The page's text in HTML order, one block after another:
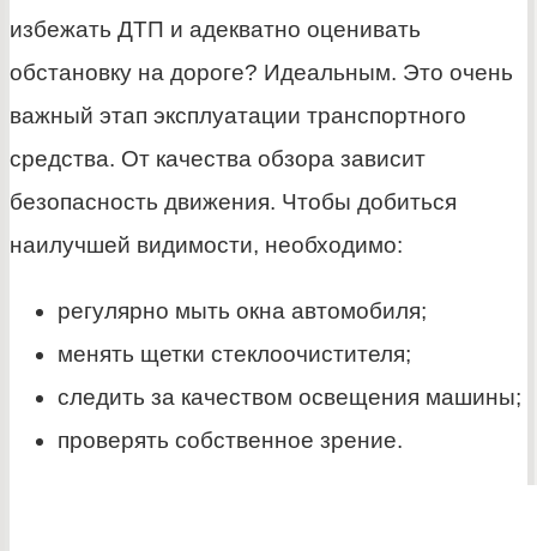
избежать ДТП и адекватно оценивать
обстановку на дороге? Идеальным. Это очень
важный этап эксплуатации транспортного
средства. От качества обзора зависит
безопасность движения. Чтобы добиться
наилучшей видимости, необходимо:
регулярно мыть окна автомобиля;
менять щетки стеклоочистителя;
следить за качеством освещения машины;
проверять собственное зрение.